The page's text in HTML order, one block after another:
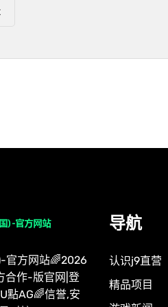
官方网站🌈2026
合作-版官网|登
點AG🌈信誉,安
导航
认识j9直营
精品项目